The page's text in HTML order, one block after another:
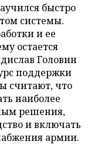
быстро
системы.
и ее
остается
Головин
поддержки
считают, что
наиболее
решения,
и включать
армии.